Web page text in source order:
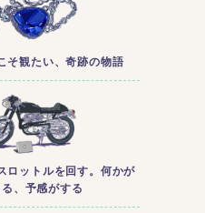
そ観たい、奇跡の物語
ロットルを回す。何かが
、予感がする